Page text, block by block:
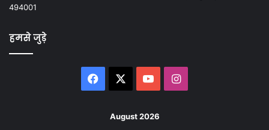
494001
हमसे जुड़े
Facebook YouTubeInstagram
August 2026